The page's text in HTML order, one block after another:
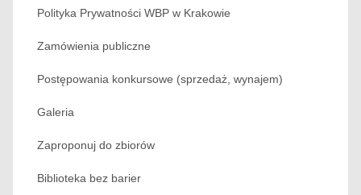
Polityka Prywatności WBP w Krakowie
Zamówienia publiczne
Postępowania konkursowe (sprzedaż, wynajem)
Galeria
Zaproponuj do zbiorów
Biblioteka bez barier